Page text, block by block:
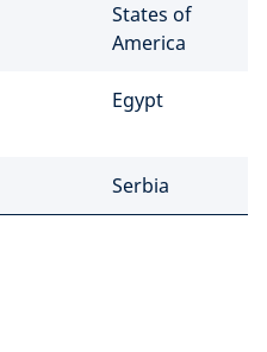
States of
America
Egypt
Serbia